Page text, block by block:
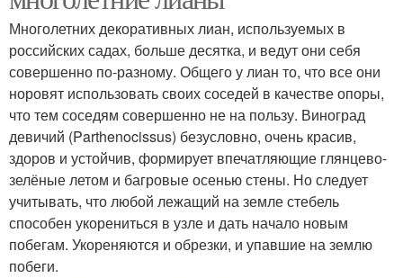
Многолетних декоративных лиан, используемых в
российских садах, больше десятка, и ведут они себя
совершенно по-разному. Общего у лиан то, что все они
норовят использовать своих соседей в качестве опоры,
что тем соседям совершенно не на пользу. Виноград
девичий (Parthenocissus) безусловно, очень красив,
здоров и устойчив, формирует впечатляющие глянцево-
зелёные летом и багровые осенью стены. Но следует
учитывать, что любой лежащий на земле стебель
способен укорениться в узле и дать начало новым
побегам. Укореняются и обрезки, и упавшие на землю
побеги.